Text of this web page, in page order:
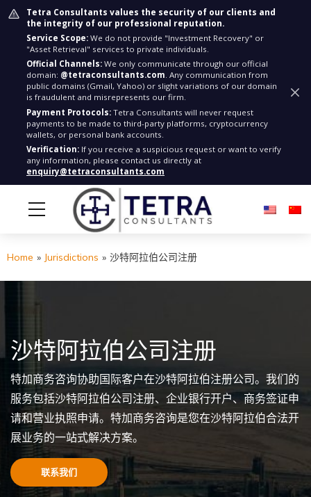
Tetra Consultants values the security of our clients and
the integrity of our professional reputation.
Service Scope: We do not provide "Investment Recovery" or
"Asset Retrieval" services to private individuals.
Official Channels: We only communicate through our official
domain: @tetraconsultants.com. Any communication from
public domains (Gmail, Yahoo) or slight variations of our domain
is fraudulent and misrepresents our firm.
Payment Protocols: Tetra Consultants will never request
payments to be made to third-party platforms, cryptocurrency
wallets, or personal bank accounts.
Verification: If you receive a suspicious request or want to verify
any information, please contact us directly at
enquiry@tetraconsultants.com
Home » Jurisdictions » 沙特阿拉伯公司注册
沙特阿拉伯公司注册
特加商务咨询协助国际客户在沙特阿拉伯注册公司。我们的
服务包括沙特阿拉伯公司注册、企业银行开户、商务签证申
请和营业执照申请。特加商务咨询是您在沙特阿拉伯合法开
展业务的一站式解决方案。
联系我们